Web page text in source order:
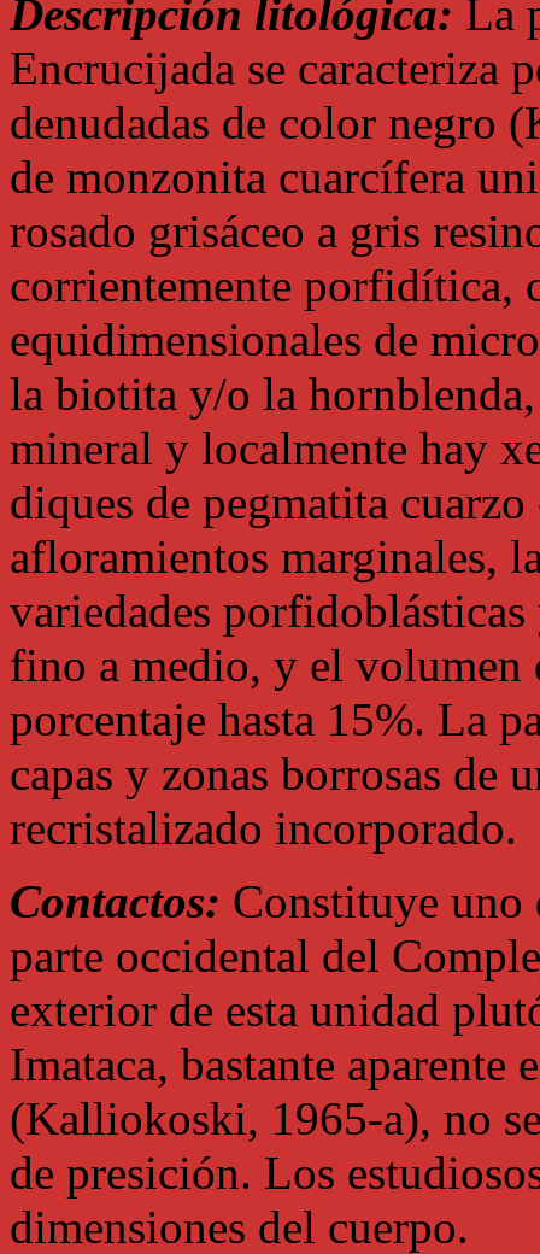
Descripción litológica: La
Encrucijada se caracteriza
denudadas de color negro
de monzonita cuarcífera
rosado grisáceo a gris
corrientemente porfidítica,
equidimensionales de
la biotita y/o la
mineral y localmente hay
diques de pegmatita
afloramientos marginales,
variedades
fino a medio, y el volumen
porcentaje hasta 15%. La
capas y zonas borrosas de
recristalizado incorporado.
Contactos: Constituye uno
parte occidental del
exterior de esta unidad
Imataca, bastante aparente
(Kalliokoski, 1965-a), no
de presición. Los
dimensiones del cuerpo.